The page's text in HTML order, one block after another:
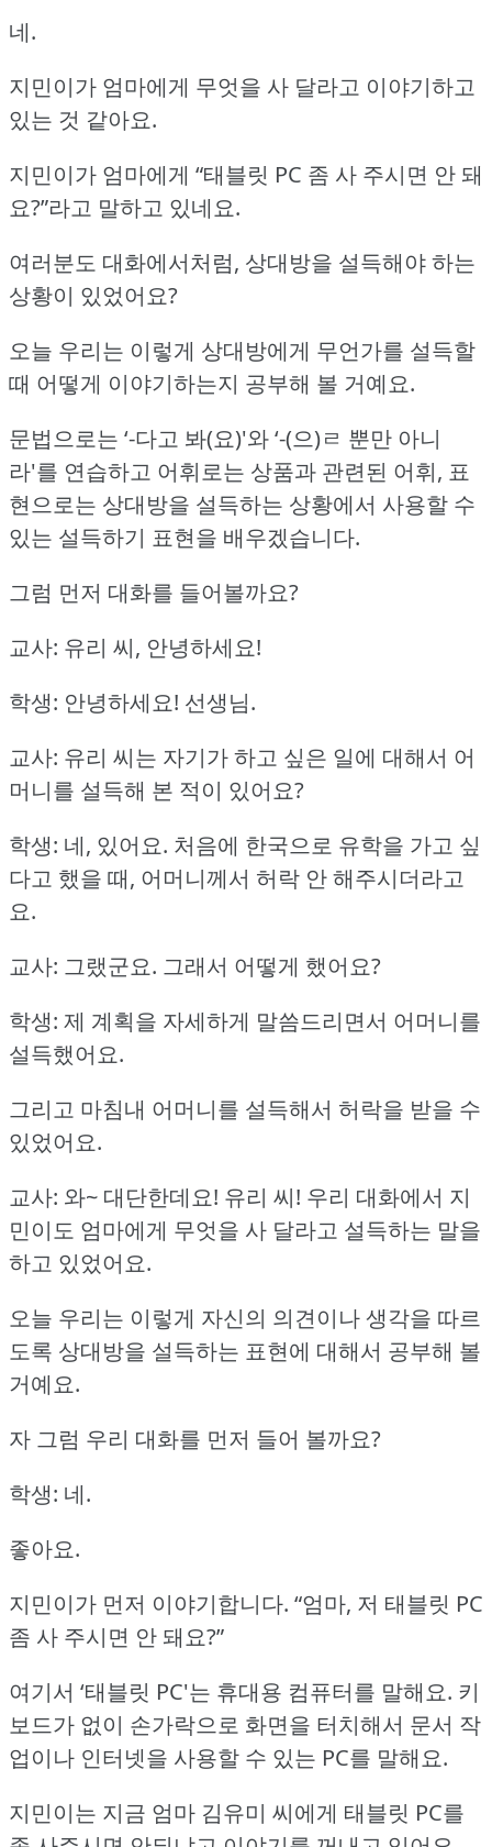
네.
지민이가 엄마에게 무엇을 사 달라고 이야기하고
있는 것 같아요.
지민이가 엄마에게 “태블릿 PC 좀 사 주시면 안 돼
요?”라고 말하고 있네요.
여러분도 대화에서처럼, 상대방을 설득해야 하는
상황이 있었어요?
오늘 우리는 이렇게 상대방에게 무언가를 설득할
때 어떻게 이야기하는지 공부해 볼 거예요.
문법으로는 ‘-다고 봐(요)'와 ‘-(으)ㄹ 뿐만 아니
라'를 연습하고 어휘로는 상품과 관련된 어휘, 표
현으로는 상대방을 설득하는 상황에서 사용할 수
있는 설득하기 표현을 배우겠습니다.
그럼 먼저 대화를 들어볼까요?
교사: 유리 씨, 안녕하세요!
학생: 안녕하세요! 선생님.
교사: 유리 씨는 자기가 하고 싶은 일에 대해서 어
머니를 설득해 본 적이 있어요?
학생: 네, 있어요. 처음에 한국으로 유학을 가고 싶
다고 했을 때, 어머니께서 허락 안 해주시더라고
요.
교사: 그랬군요. 그래서 어떻게 했어요?
학생: 제 계획을 자세하게 말씀드리면서 어머니를
설득했어요.
그리고 마침내 어머니를 설득해서 허락을 받을 수
있었어요.
교사: 와~ 대단한데요! 유리 씨! 우리 대화에서 지
민이도 엄마에게 무엇을 사 달라고 설득하는 말을
하고 있었어요.
오늘 우리는 이렇게 자신의 의견이나 생각을 따르
도록 상대방을 설득하는 표현에 대해서 공부해 볼
거예요.
자 그럼 우리 대화를 먼저 들어 볼까요?
학생: 네.
좋아요.
지민이가 먼저 이야기합니다. “엄마, 저 태블릿 PC
좀 사 주시면 안 돼요?”
여기서 ‘태블릿 PC'는 휴대용 컴퓨터를 말해요. 키
보드가 없이 손가락으로 화면을 터치해서 문서 작
업이나 인터넷을 사용할 수 있는 PC를 말해요.
지민이는 지금 엄마 김유미 씨에게 태블릿 PC를